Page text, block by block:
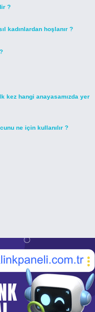
?
kadınlardan hoşlanır ?
kez hangi anayasamızda yer
ne için kullanılır ?